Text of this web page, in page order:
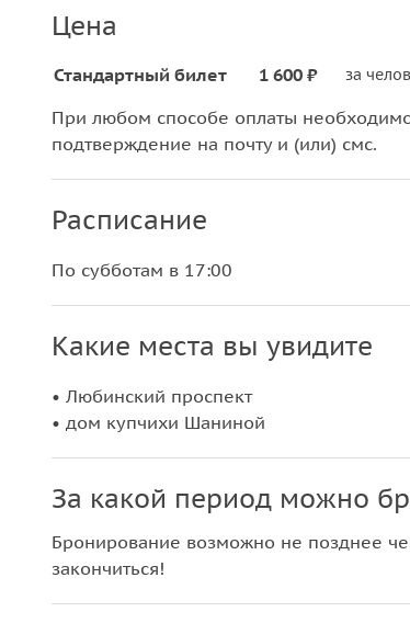
Цена
Стандартный билет 1 600 ₽ за
При любом способе оплаты
подтверждение на почту и (или) смс.
Расписание
По субботам в 17:00
Какие места вы увидите
• Любинский проспект
• дом купчихи Шаниной
За какой период можно
Бронирование возможно не позднее
закончиться!